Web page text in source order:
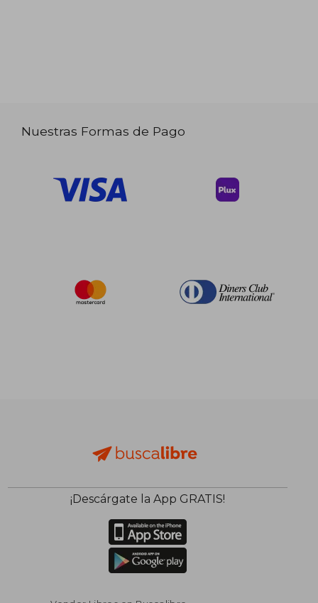
Nuestras Formas de Pago
¡Descárgate la App GRATIS!